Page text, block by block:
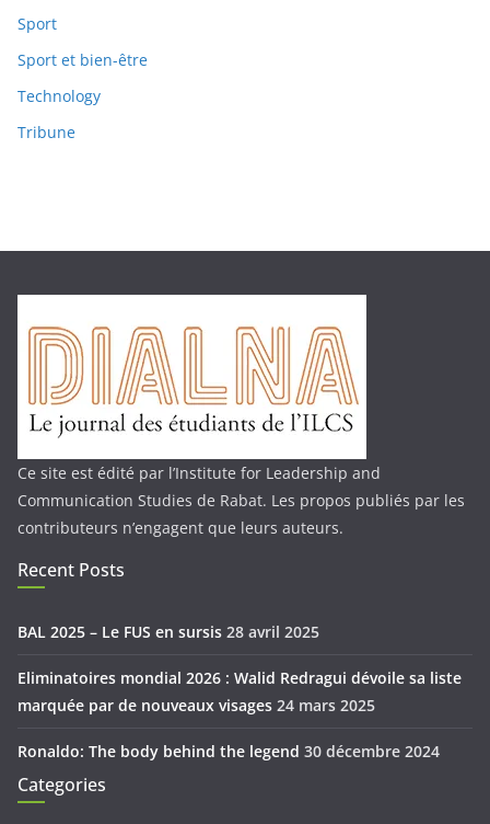
Sport
Sport et bien-être
Technology
Tribune
Ce site est édité par l’Institute for Leadership and
Communication Studies de Rabat. Les propos publiés par les
contributeurs n’engagent que leurs auteurs.
Recent Posts
BAL 2025 – Le FUS en sursis 28 avril 2025
Eliminatoires mondial 2026 : Walid Redragui dévoile sa liste
marquée par de nouveaux visages 24 mars 2025
Ronaldo: The body behind the legend 30 décembre 2024
Categories